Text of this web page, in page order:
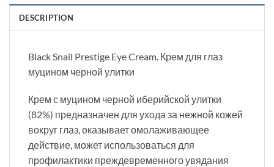
DESCRIPTION
Black Snail Prestige Eye Cream. Крем для глаз
муцином черной улитки
Крем с муцином черной иберийской улитки
(82%) предназначен для ухода за нежной кожей
вокруг глаз, оказывает омолаживающее
действие, может использоваться для
профилактики преждевременного увядания